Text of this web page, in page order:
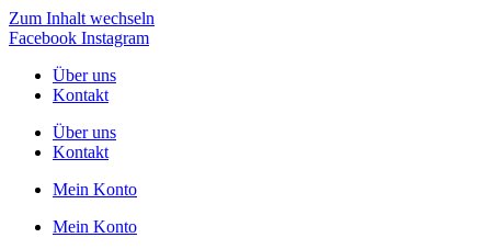
Zum Inhalt wechseln
Facebook Instagram
Über uns
Kontakt
Über uns
Kontakt
Mein Konto
Mein Konto